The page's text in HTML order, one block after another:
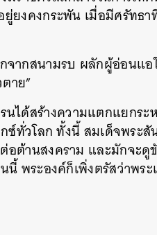
งคงกระพัน เมื่อมีศรัทธ
ากสนามรบ ผลักผู้อ่อนแ
าย”
ได้สร้างความแตกแยกระ
ซ์ทั่วโลก ทั้งนี้ สมเด็จพระ
อต้านสงคราม และมักจะ
พระองค์ก็เพิ่งตรัสว่าพร
LINE EMAIL